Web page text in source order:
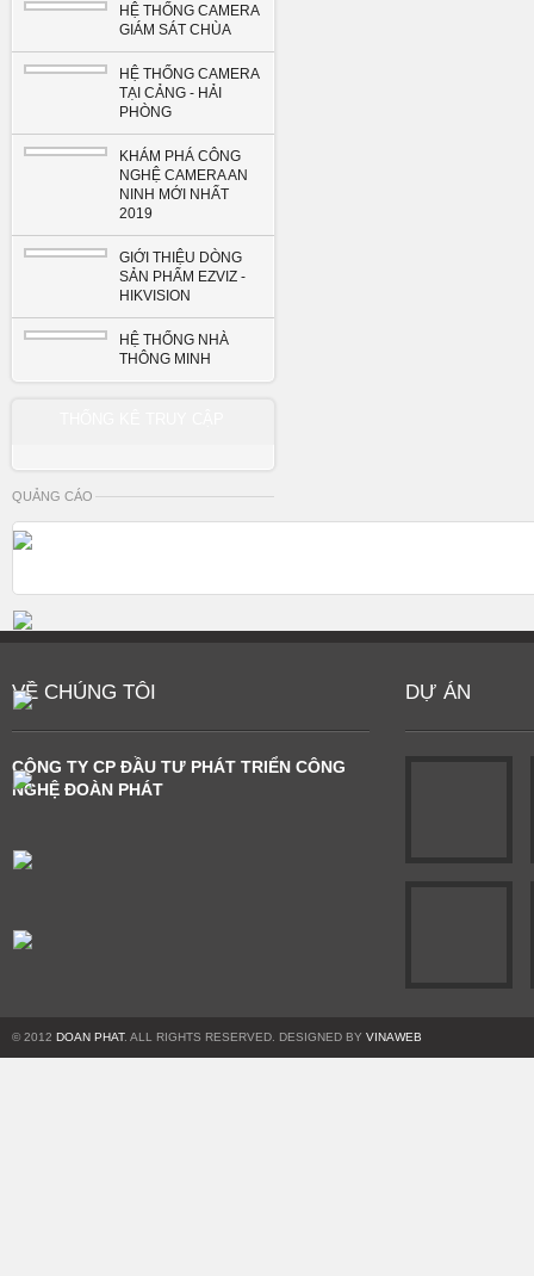
HỆ THỐNG CAMERA
GIÁM SÁT CHÙA
HỆ THỐNG CAMERA
TẠI CẢNG - HẢI
PHÒNG
KHÁM PHÁ CÔNG
NGHỆ CAMERA AN
NINH MỚI NHẤT
2019
GIỚI THIỆU DÒNG
SẢN PHẨM EZVIZ -
HIKVISION
HỆ THỐNG NHÀ
THÔNG MINH
QUẢNG CÁO
VỀ CHÚNG TÔI
CÔNG TY CP ĐẦU TƯ PHÁT TRIỂN CÔNG
NGHỆ ĐOÀN PHÁT
DỰ ÁN
© 2012 DOAN PHAT. ALL RIGHTS RESERVED. DESIGNED BY VINAWEB